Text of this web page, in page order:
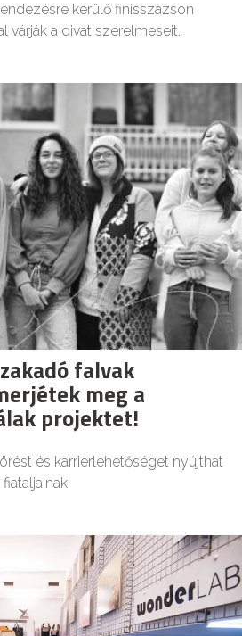
kerülő finisszázson
várják a divat szerelmeseit.
falvak
meg a
projektet!
és karrierlehetőséget nyújthat